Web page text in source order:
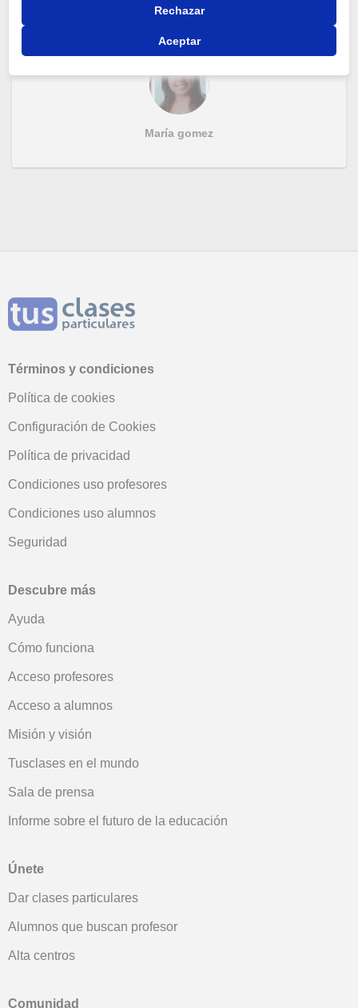
María gomez
Términos y condiciones
Política de cookies
Configuración de Cookies
Política de privacidad
Condiciones uso profesores
Condiciones uso alumnos
Seguridad
Descubre más
Ayuda
Cómo funciona
Acceso profesores
Acceso a alumnos
Misión y visión
Tusclases en el mundo
Sala de prensa
Informe sobre el futuro de la educación
Únete
Dar clases particulares
Alumnos que buscan profesor
Alta centros
Comunidad
Rechazar
Aceptar